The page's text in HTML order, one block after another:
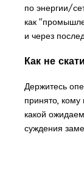
по энергии/
как
и через
Как не
Держитесь
принято,
какой
суждения